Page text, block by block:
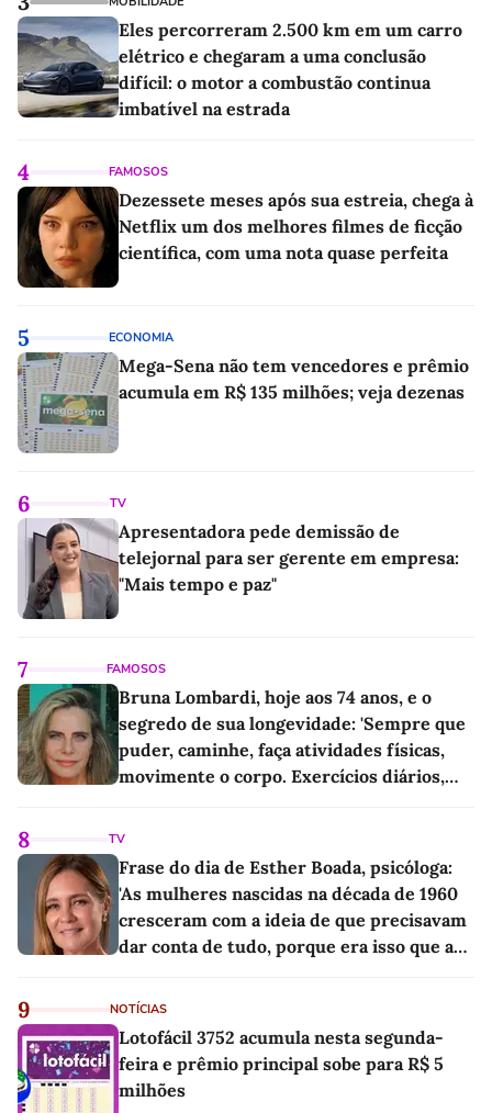
Eles percorreram 2.500 km em um carro
elétrico e chegaram a uma conclusão
difícil: o motor a combustão continua
imbatível na estrada
4 FAMOSOS
Dezessete meses após sua estreia, chega à
Netflix um dos melhores filmes de ficção
científica, com uma nota quase perfeita
5 ECONOMIA
Mega-Sena não tem vencedores e prêmio
acumula em R$ 135 milhões; veja dezenas
6 TV
Apresentadora pede demissão de
telejornal para ser gerente em empresa:
"Mais tempo e paz"
7 FAMOSOS
Bruna Lombardi, hoje aos 74 anos, e o
segredo de sua longevidade: 'Sempre que
puder, caminhe, faça atividades físicas,
movimente o corpo. Exercícios diários,
8 TV
Frase do dia de Esther Boada, psicóloga:
'As mulheres nascidas na década de 1960
cresceram com a ideia de que precisavam
dar conta de tudo, porque era isso que a
9 NOTÍCIAS
Lotofácil 3752 acumula nesta segunda-
feira e prêmio principal sobe para R$ 5
milhões